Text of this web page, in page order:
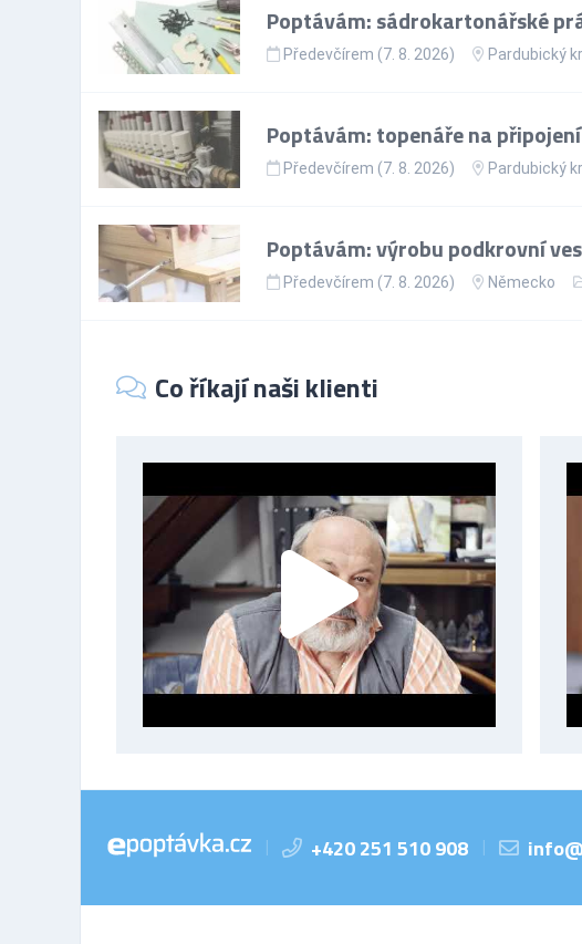
Poptávám: sádrokartonářské
Předevčírem (7. 8. 2026) Pardubický
Poptávám: topenáře na
Předevčírem (7. 8. 2026) Pardubický
Poptávám: výrobu podkrovní
Předevčírem (7. 8. 2026) Německo
Co říkají naši klienti
| +420 251 510 908 |